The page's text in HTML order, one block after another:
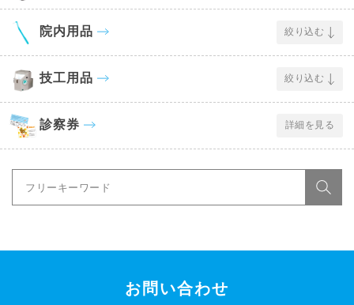
院内用品 絞り込む
技工用品 絞り込む
診察券 詳細を見る
お問い合わせ